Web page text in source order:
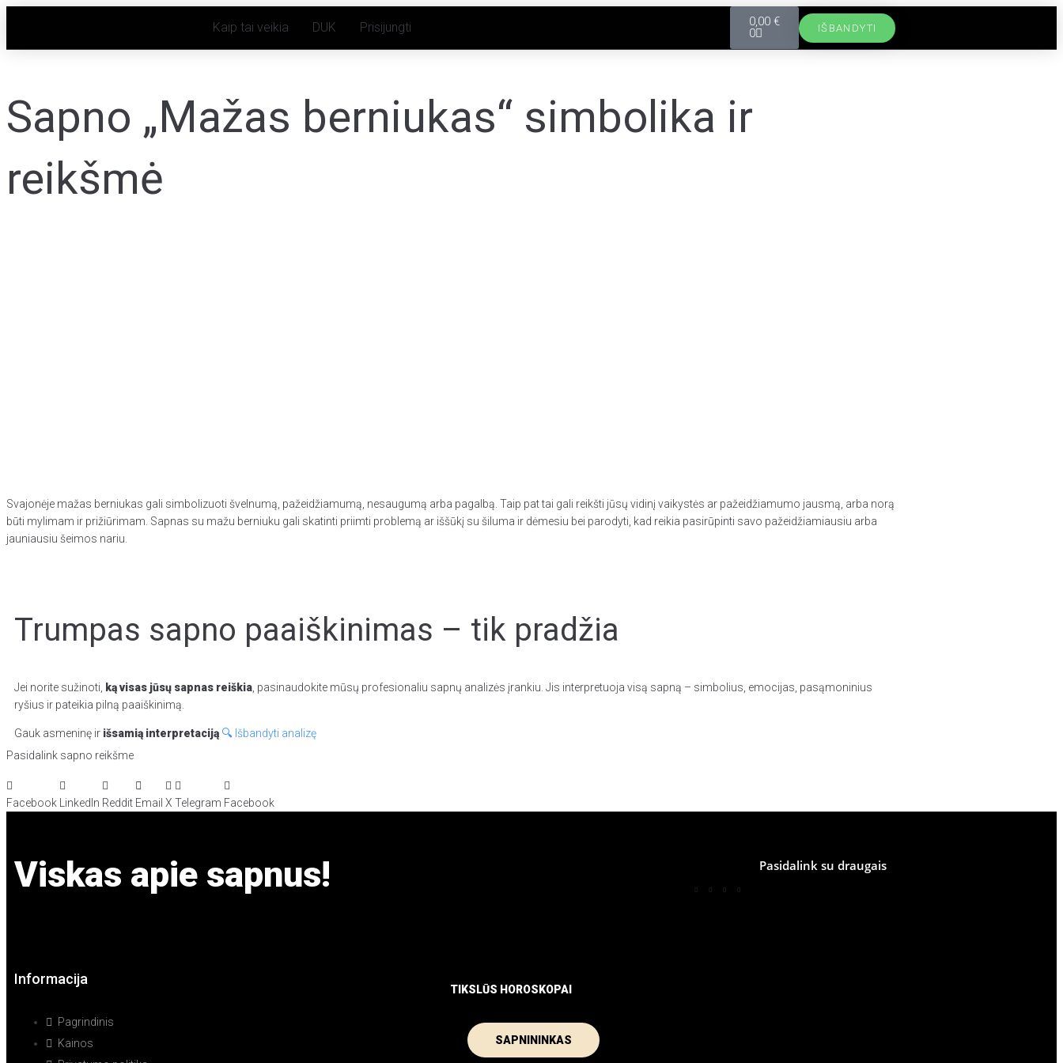
Kaip tai veikia DUK Prisijungti 0,00 €
0
IŠBANDYTI
Sapno „Mažas berniukas“ simbolika ir
reikšmė
Svajonėje mažas berniukas gali simbolizuoti švelnumą, pažeidžiamumą, nesaugumą arba pagalbą. Taip pat tai gali reikšti jūsų vidinį vaikystės ar pažeidžiamumo jausmą, arba norą
būti mylimam ir prižiūrimam. Sapnas su mažu berniuku gali skatinti priimti problemą ar iššūkį su šiluma ir dėmesiu bei parodyti, kad reikia pasirūpinti savo pažeidžiamiausiu arba
jauniausiu šeimos nariu.
Trumpas sapno paaiškinimas – tik pradžia
Jei norite sužinoti, ką visas jūsų sapnas reiškia, pasinaudokite mūsų profesionaliu sapnų analizės įrankiu. Jis interpretuoja visą sapną – simbolius, emocijas, pasąmoninius
ryšius ir pateikia pilną paaiškinimą.
Gauk asmeninę ir išsamią interpretaciją 🔍 Išbandyti analizę
Pasidalink sapno reikšme
Facebook LinkedIn Reddit Email X Telegram Facebook
Viskas apie sapnus! Pasidalink su draugais
Informacija
Pagrindinis
Kainos
TIKSLŪS HOROSKOPAI
SAPNININKAS